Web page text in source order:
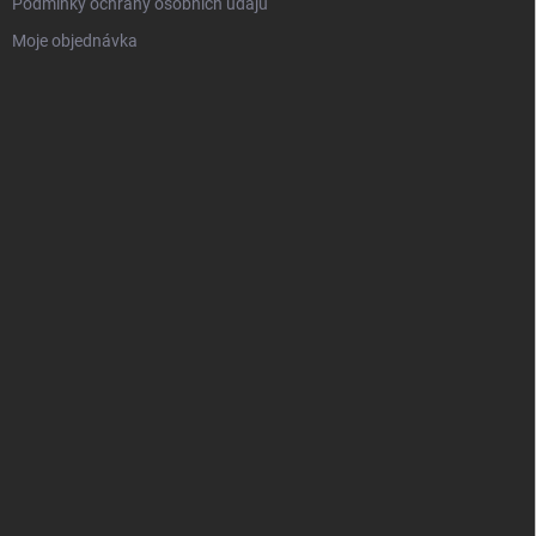
Podmínky ochrany osobních údajů
Moje objednávka